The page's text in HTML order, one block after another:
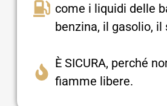
come i liquidi delle
benzina, il gasolio, il
È SICURA, perché
fiamme libere.